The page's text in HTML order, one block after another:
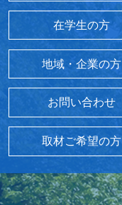
在学生の方
地域・企業の方
お問い合わせ
取材ご希望の方